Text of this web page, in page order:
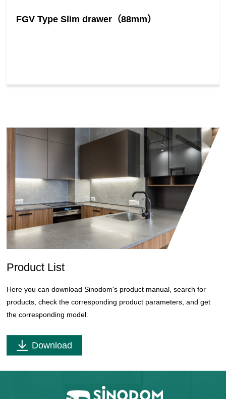
FGV Type Slim drawer（88mm）
Product List
Here you can download Sinodom's product manual, search for
products, check the corresponding product parameters, and get
the corresponding model.
Download